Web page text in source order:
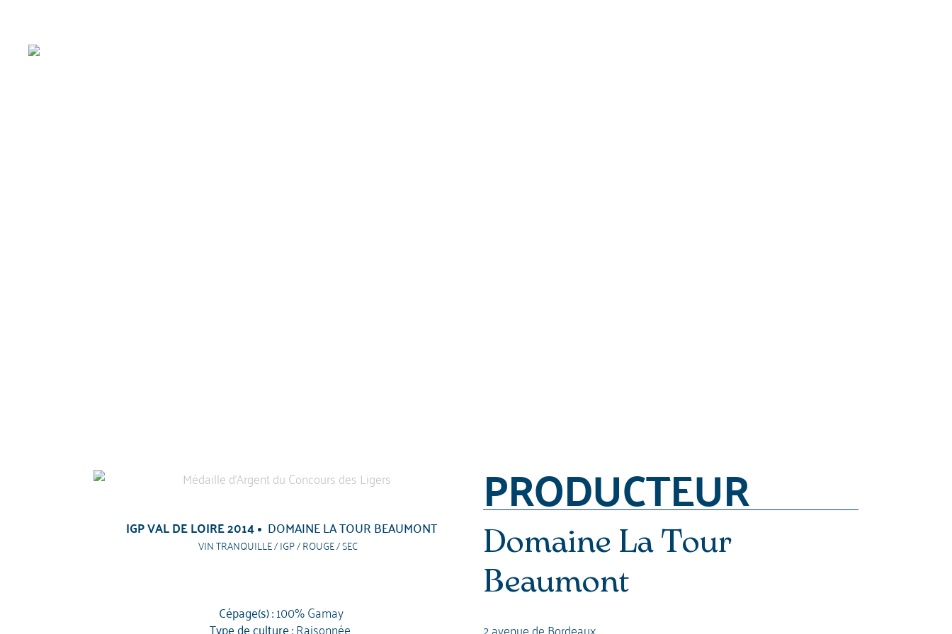
IGP VAL DE LOIRE 2014 DOMAINE LA TOUR BEAUMONT
VIN TRANQUILLE / IGP / ROUGE / SEC
Cépage(s) :100% Gamay
Type de culture :Raisonnée
PRODUCTEUR
Domaine La Tour
Beaumont
2 avenue de Bordeaux